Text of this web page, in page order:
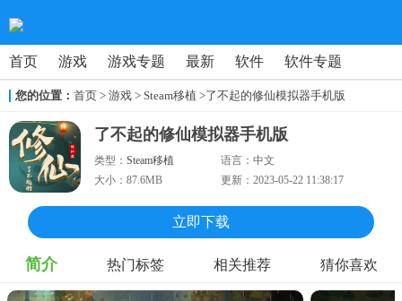
首页 游戏 游戏专题 最新 软件 软件专题
您的位置： 首页 > 游戏 > Steam移植 >了不起的修仙模拟器手机版
了不起的修仙模拟器手机版
类型： Steam移植 语言：中文
大小： 87.6MB 更新：2023-05-22 11:38:17
立即下载
简介 热门标签 相关推荐 猜你喜欢